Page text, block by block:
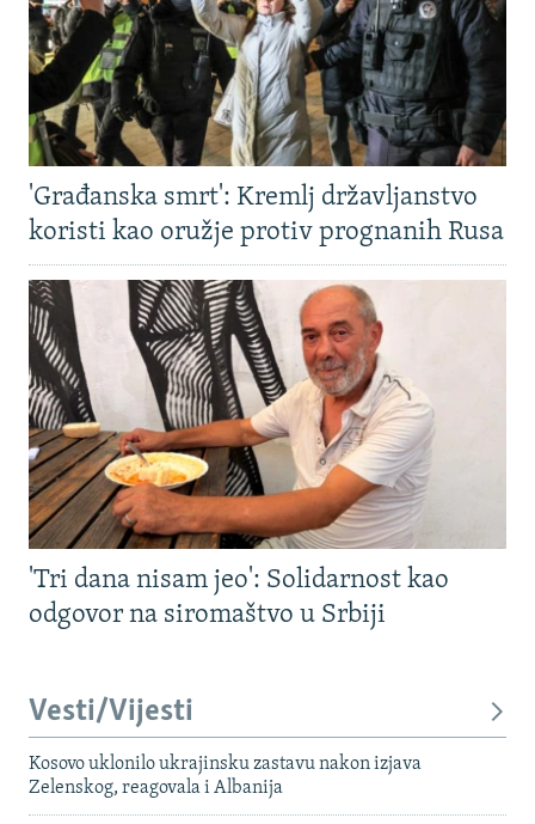
'Građanska smrt': Kremlj državljanstvo
koristi kao oružje protiv prognanih Rusa
'Tri dana nisam jeo': Solidarnost kao
odgovor na siromaštvo u Srbiji
Vesti/Vijesti
Kosovo uklonilo ukrajinsku zastavu nakon izjava
Zelenskog, reagovala i Albanija